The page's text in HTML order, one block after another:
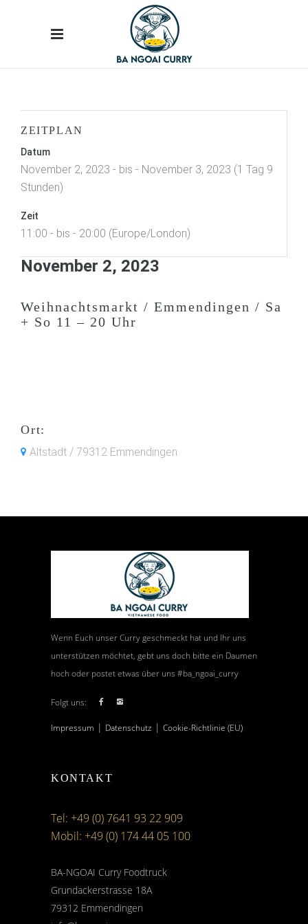
ZEITPLAN
Datum
November 2, 2023 - bis - November 3, 2023 (1 Tag 9
Stunden)
Zeit
11:00 - bis - 20:00 (Europe/London)
November 2, 2023
Weihnachtsmarkt / Emmendingen / Sa
+ So 11 – 20 Uhr
Ort:
Altstadt / 79312 Emmendingen
Wenn Euch unser Curry geschmeckt hat und Ihr uns
unterstützen möchtet, gebt uns doch bitte ein Daumen
hoch oder postet etwas über uns #ba_ngoai_curry
Folgt uns:
Impressum | Datenschutz | Cookie-Richtlinie (EU)
KONTAKT
Tel: +49 (0) 7641 93 22 909
Mobil: +49 (0) 174 44 05 100
BA-NGOAI Curry Foodtruck
Grundackerstrasse 18A
79312 Emmendingen